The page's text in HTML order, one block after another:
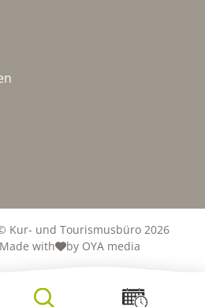
Kur- und Tourismusbüro 2026
Made with
by OYA media